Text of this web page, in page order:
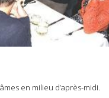
en milieu d’après-midi.